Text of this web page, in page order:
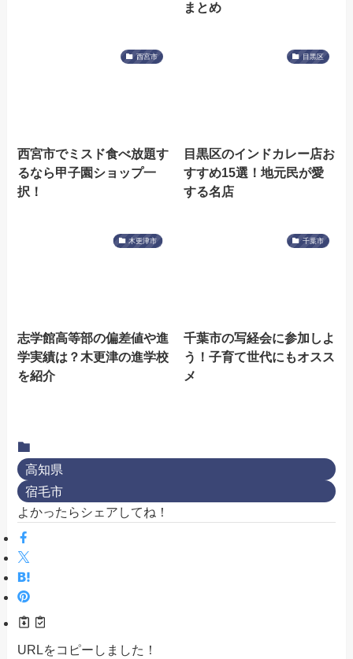
まとめ
西宮市
西宮市でミスド食べ放題す
るなら甲子園ショップ一
択！
目黒区
目黒区のインドカレー店お
すすめ15選！地元民が愛
する名店
木更津市
志学館高等部の偏差値や進
学実績は？木更津の進学校
を紹介
千葉市
千葉市の写経会に参加しよ
う！子育て世代にもオスス
メ
高知県
宿毛市
よかったらシェアしてね！
URLをコピーしました！